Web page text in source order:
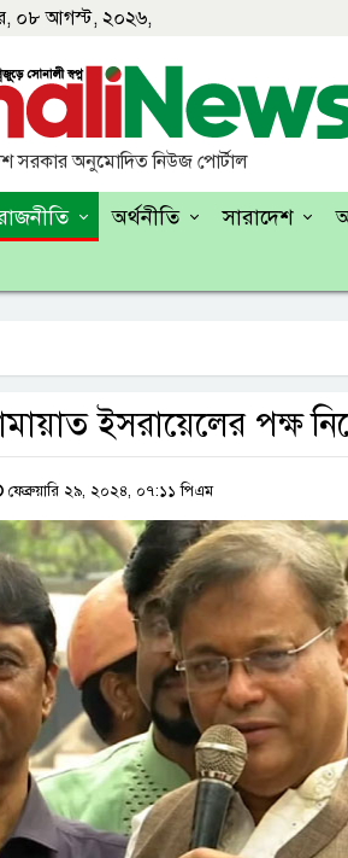
০৮ আগস্ট, ২০২৬,
সরকার অনুমোদিত নিউজ পোর্টাল
অর্থনীতি সারাদেশ
ইসরায়েলের পক্ষ
ফেব্রুয়ারি ২৯, ২০২৪, ০৭:১১ পিএম